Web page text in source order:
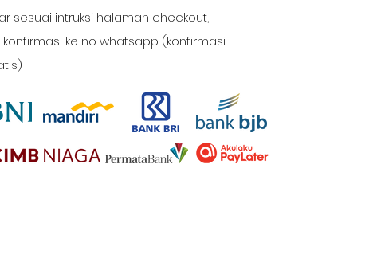
sesuai intruksi halaman checkout,
ke no whatsapp (konfirmasi